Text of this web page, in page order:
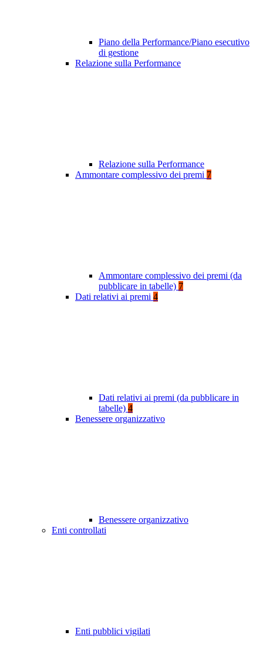
Piano della Performance/Piano esecutivo
di gestione
Relazione sulla Performance
Relazione sulla Performance
Ammontare complessivo dei premi 7
Ammontare complessivo dei premi (da
pubblicare in tabelle) 7
Dati relativi ai premi 4
Dati relativi ai premi (da pubblicare in
tabelle) 4
Benessere organizzativo
Benessere organizzativo
Enti controllati
Enti pubblici vigilati